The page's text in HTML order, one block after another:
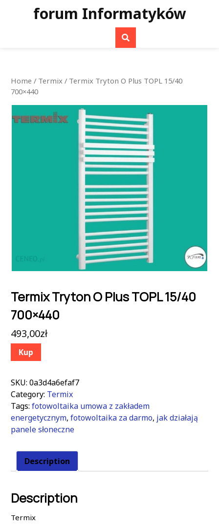
forum Informatyków
Home / Termix / Termix Tryton O Plus TOPL 15/40
700×440
Termix Tryton O Plus TOPL 15/40
700×440
493,00zł
Kup
SKU: 0a3d4a6efaf7
Category: Termix
Tags: fotowoltaika umowa z zakładem
energetycznym, fotowoltaika za darmo, jak działają
panele słoneczne
Description
Description
Termix